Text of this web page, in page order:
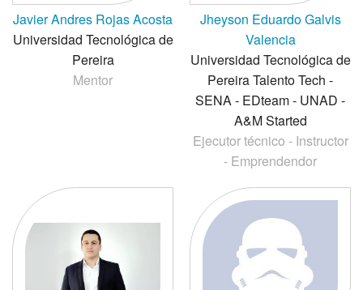
Javier Andres Rojas Acosta
Universidad Tecnológica de
Pereira
Mentor
Jheyson Eduardo Galvis
Valencia
Universidad Tecnológica de
Pereira Talento Tech -
SENA - EDteam - UNAD -
A&M Started
Ejecutor técnico - Instructor
- Emprendendor